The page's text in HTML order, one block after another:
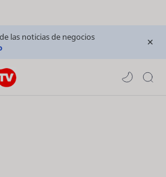
las noticias de negocios